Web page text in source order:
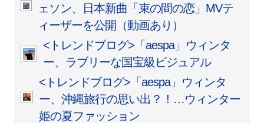
ェソン、日本新曲「束の間の恋」MVテ
ィーザーを公開（動画あり）
<トレンドブログ>「aespa」ウィンタ
ー、ラブリーな国宝級ビジュアル
<トレンドブログ>「aespa」ウィンタ
ー、沖縄旅行の思い出？！…ウィンター
姫の夏ファッション